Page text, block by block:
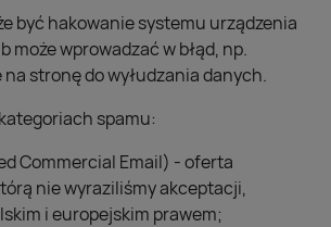
być hakowanie systemu urządzenia
może wprowadzać w błąd, np.
stronę do wyłudzania danych.
spamu:
Commercial Email) - oferta
nie wyraziliśmy akceptacji,
i europejskim prawem;